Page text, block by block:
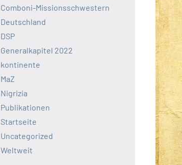
Comboni-Missionsschwestern
Deutschland
DSP
Generalkapitel 2022
kontinente
MaZ
Nigrizia
Publikationen
Startseite
Uncategorized
Weltweit